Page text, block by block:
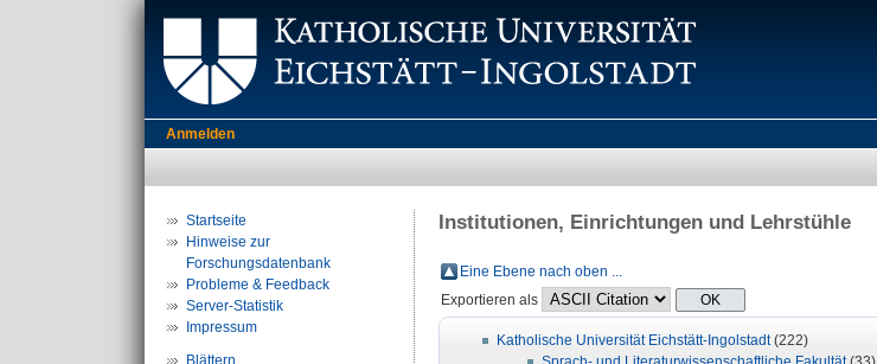
Anmelden
Startseite
Hinweise zur
Forschungsdatenbank
Probleme & Feedback
Server-Statistik
Impressum
Blättern
Institutionen, Einrichtungen und Lehrstühle
Eine Ebene nach oben ...
Exportieren als
Katholische Universität Eichstätt-Ingolstadt(222)